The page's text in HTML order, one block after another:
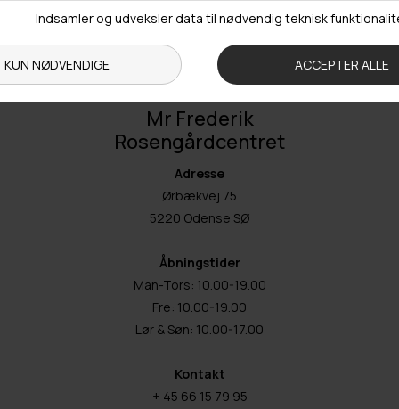
Mr Frederik
Rosengårdcentret
Adresse
Ørbækvej 75
5220 Odense SØ
Åbningstider
Man-Tors: 10.00-19.00
Fre: 10.00-19.00
Lør & Søn: 10.00-17.00
Kontakt
+ 45 66 15 79 95